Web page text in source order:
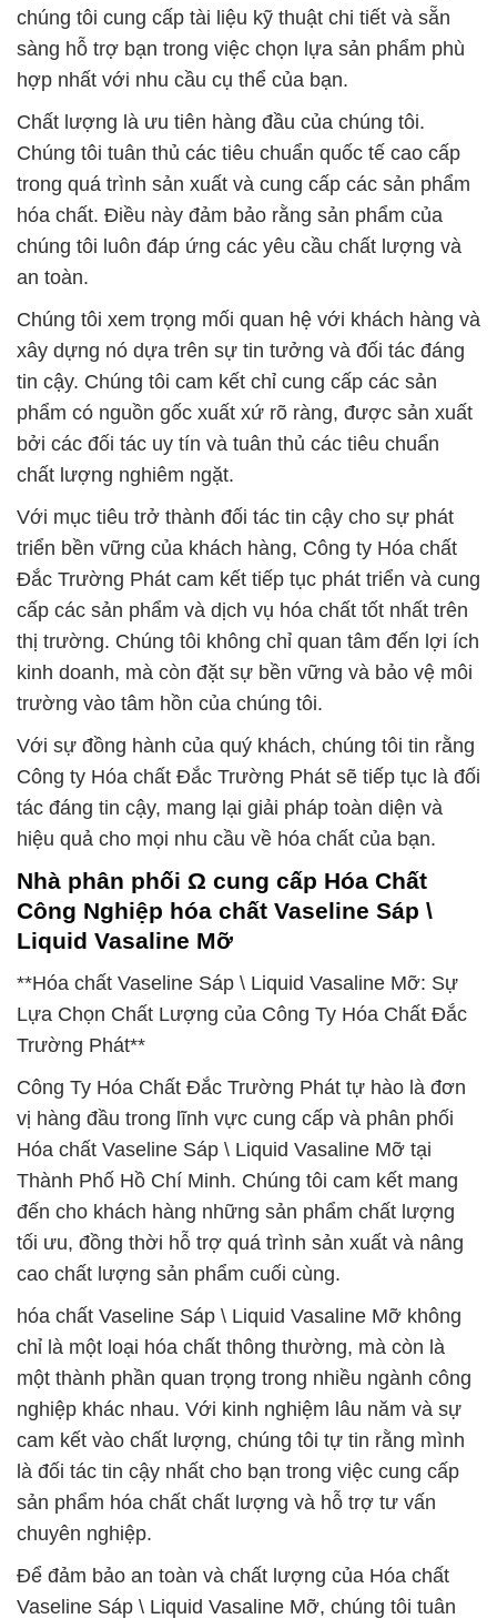
chúng tôi cung cấp tài liệu kỹ thuật chi tiết và sẵn
sàng hỗ trợ bạn trong việc chọn lựa sản phẩm phù
hợp nhất với nhu cầu cụ thể của bạn.
Chất lượng là ưu tiên hàng đầu của chúng tôi.
Chúng tôi tuân thủ các tiêu chuẩn quốc tế cao cấp
trong quá trình sản xuất và cung cấp các sản phẩm
hóa chất. Điều này đảm bảo rằng sản phẩm của
chúng tôi luôn đáp ứng các yêu cầu chất lượng và
an toàn.
Chúng tôi xem trọng mối quan hệ với khách hàng và
xây dựng nó dựa trên sự tin tưởng và đối tác đáng
tin cậy. Chúng tôi cam kết chỉ cung cấp các sản
phẩm có nguồn gốc xuất xứ rõ ràng, được sản xuất
bởi các đối tác uy tín và tuân thủ các tiêu chuẩn
chất lượng nghiêm ngặt.
Với mục tiêu trở thành đối tác tin cậy cho sự phát
triển bền vững của khách hàng, Công ty Hóa chất
Đắc Trường Phát cam kết tiếp tục phát triển và cung
cấp các sản phẩm và dịch vụ hóa chất tốt nhất trên
thị trường. Chúng tôi không chỉ quan tâm đến lợi ích
kinh doanh, mà còn đặt sự bền vững và bảo vệ môi
trường vào tâm hồn của chúng tôi.
Với sự đồng hành của quý khách, chúng tôi tin rằng
Công ty Hóa chất Đắc Trường Phát sẽ tiếp tục là đối
tác đáng tin cậy, mang lại giải pháp toàn diện và
hiệu quả cho mọi nhu cầu về hóa chất của bạn.
Nhà phân phối Ω cung cấp Hóa Chất
Công Nghiệp hóa chất Vaseline Sáp \
Liquid Vasaline Mỡ
**Hóa chất Vaseline Sáp \ Liquid Vasaline Mỡ: Sự
Lựa Chọn Chất Lượng của Công Ty Hóa Chất Đắc
Trường Phát**
Công Ty Hóa Chất Đắc Trường Phát tự hào là đơn
vị hàng đầu trong lĩnh vực cung cấp và phân phối
Hóa chất Vaseline Sáp \ Liquid Vasaline Mỡ tại
Thành Phố Hồ Chí Minh. Chúng tôi cam kết mang
đến cho khách hàng những sản phẩm chất lượng
tối ưu, đồng thời hỗ trợ quá trình sản xuất và nâng
cao chất lượng sản phẩm cuối cùng.
hóa chất Vaseline Sáp \ Liquid Vasaline Mỡ không
chỉ là một loại hóa chất thông thường, mà còn là
một thành phần quan trọng trong nhiều ngành công
nghiệp khác nhau. Với kinh nghiệm lâu năm và sự
cam kết vào chất lượng, chúng tôi tự tin rằng mình
là đối tác tin cậy nhất cho bạn trong việc cung cấp
sản phẩm hóa chất chất lượng và hỗ trợ tư vấn
chuyên nghiệp.
Để đảm bảo an toàn và chất lượng của Hóa chất
Vaseline Sáp \ Liquid Vasaline Mỡ, chúng tôi tuân